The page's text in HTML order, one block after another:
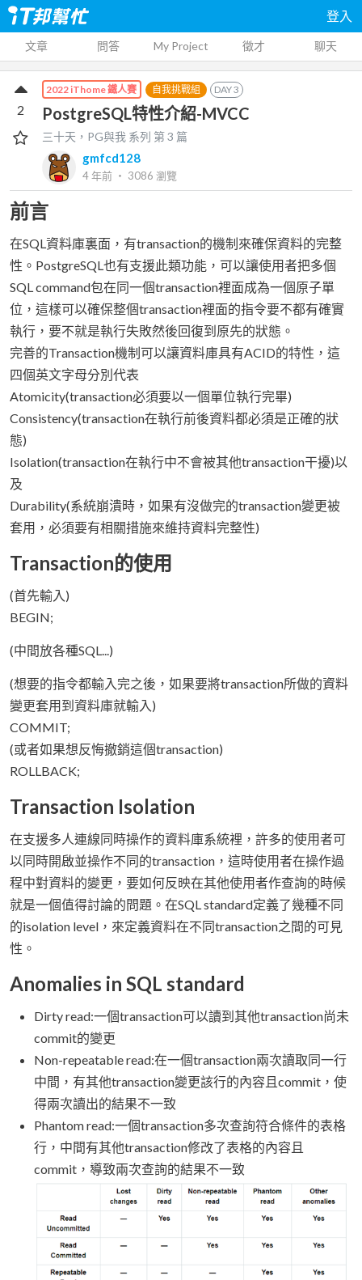
登入
文章 問答 My Project 徵才 聊天
2022 iThome 鐵人賽 自我挑戰組 DAY3
PostgreSQL特性介紹-MVCC
三十天，PG與我 系列 第3 篇
gmfcd128
4 年前 ‧ 3086 瀏覽
2
前言
在SQL資料庫裏面，有transaction的機制來確保資料的完整
性。PostgreSQL也有支援此類功能，可以讓使用者把多個
SQL command包在同一個transaction裡面成為一個原子單
位，這樣可以確保整個transaction裡面的指令要不都有確實
執行，要不就是執行失敗然後回復到原先的狀態。
完善的Transaction機制可以讓資料庫具有ACID的特性，這
四個英文字母分別代表
Atomicity(transaction必須要以一個單位執行完畢)
Consistency(transaction在執行前後資料都必須是正確的狀
態)
Isolation(transaction在執行中不會被其他transaction干擾)以
及
Durability(系統崩潰時，如果有沒做完的transaction變更被
套用，必須要有相關措施來維持資料完整性)
Transaction的使用
(首先輸入)
BEGIN;
(中間放各種SQL...)
(想要的指令都輸入完之後，如果要將transaction所做的資料
變更套用到資料庫就輸入)
COMMIT;
(或者如果想反悔撤銷這個transaction)
ROLLBACK;
Transaction Isolation
在支援多人連線同時操作的資料庫系統裡，許多的使用者可
以同時開啟並操作不同的transaction，這時使用者在操作過
程中對資料的變更，要如何反映在其他使用者作查詢的時候
就是一個值得討論的問題。在SQL standard定義了幾種不同
的isolation level，來定義資料在不同transaction之間的可見
性。
Anomalies in SQL standard
Dirty read:一個transaction可以讀到其他transaction尚未
commit的變更
Non-repeatable read:在一個transaction兩次讀取同一行
中間，有其他transaction變更該行的內容且commit，使
得兩次讀出的結果不一致
Phantom read:一個transaction多次查詢符合條件的表格
行，中間有其他transaction修改了表格的內容且
commit，導致兩次查詢的結果不一致